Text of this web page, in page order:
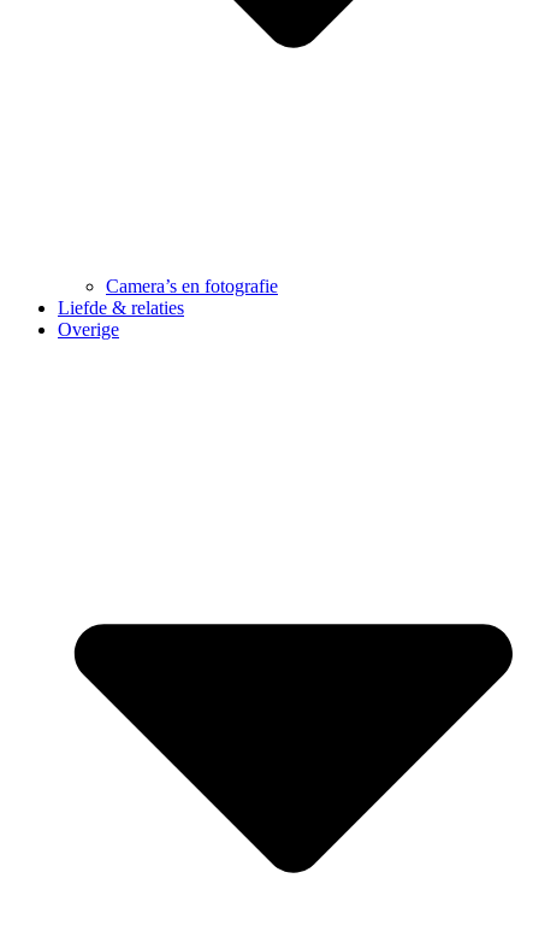
Camera’s en fotografie
Liefde & relaties
Overige